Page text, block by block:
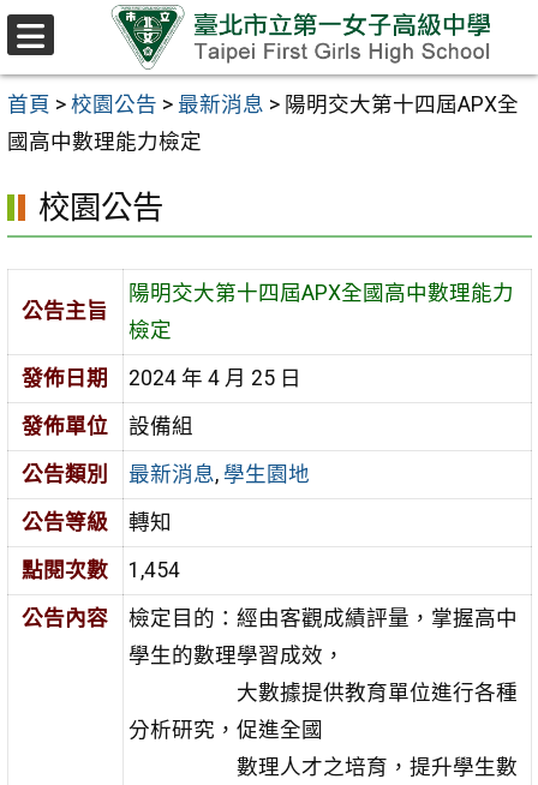
跳至主要內容區
首頁 > 校園公告 > 最新消息 > 陽明交大第十四屆APX全
國高中數理能力檢定
校園公告
公告主旨
陽明交大第十四屆APX全國高中數理能力
檢定
發佈日期
2024 年 4 月 25 日
發佈單位
設備組
公告類別
最新消息, 學生園地
公告等級
轉知
點閱次數
1,454
公告內容
檢定目的：經由客觀成績評量，掌握高中
學生的數理學習成效，
大數據提供教育單位進行各種
分析研究，促進全國
數理人才之培育，提升學生數
選
單